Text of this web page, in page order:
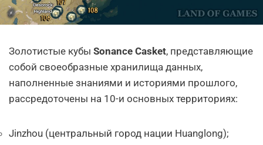
Золотистые кубы Sonance Casket, представляющие
собой своеобразные хранилища данных,
наполненные знаниями и историями прошлого,
рассредоточены на 10-и основных территориях:
Jinzhou (центральный город нации Huanglong);